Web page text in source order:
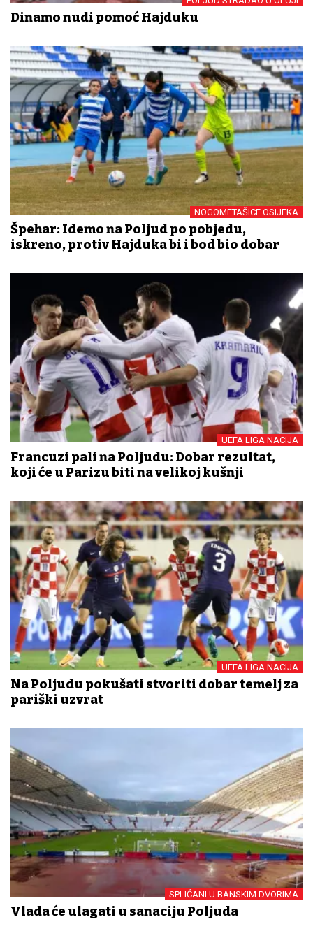
Dinamo nudi pomoć Hajduku
NOGOMETAŠICE OSIJEKA
Špehar: Idemo na Poljud po pobjedu,
iskreno, protiv Hajduka bi i bod bio dobar
UEFA LIGA NACIJA
Francuzi pali na Poljudu: Dobar rezultat,
koji će u Parizu biti na velikoj kušnji
UEFA LIGA NACIJA
Na Poljudu pokušati stvoriti dobar temelj za
pariški uzvrat
SPLIĆANI U BANSKIM DVORIMA
Vlada će ulagati u sanaciju Poljuda